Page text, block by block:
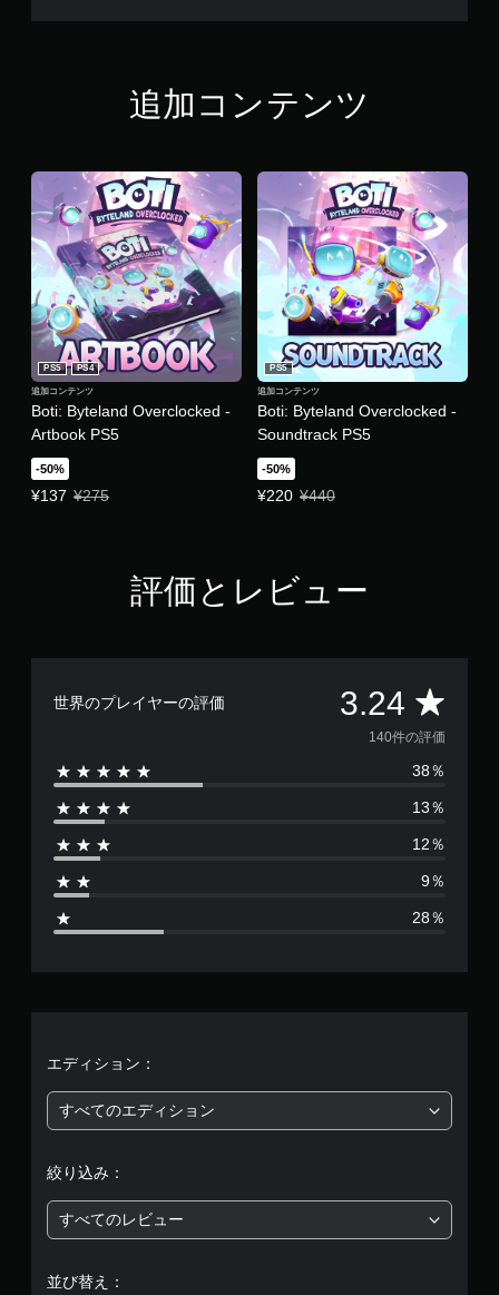
追加コンテンツ
Boti: Byteland Overclocked -
Artbook PS5
PS5 PS4
追加コンテンツ
-50%
¥137
特別価格 ¥137 通常価格 ¥275
¥275
Boti: Byteland Overclocked -
Soundtrack PS5
PS5
追加コンテンツ
-50%
¥220
特別価格 ¥220 通常価格 ¥440
¥440
評価とレビュー
世界のプレイヤーの評価 3.24 評
価
数
は
4
評
は
5
140件の評価
38％
13％
12％
9％
28％
エディション：
すべてのエディション
絞り込み：
すべてのレビュー
並び替え：